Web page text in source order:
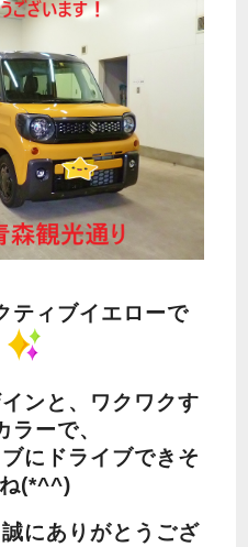
ティブイエローで
ンと、ワクワクす
ラーで、
にドライブできそ
(*^^)
にありがとうござ